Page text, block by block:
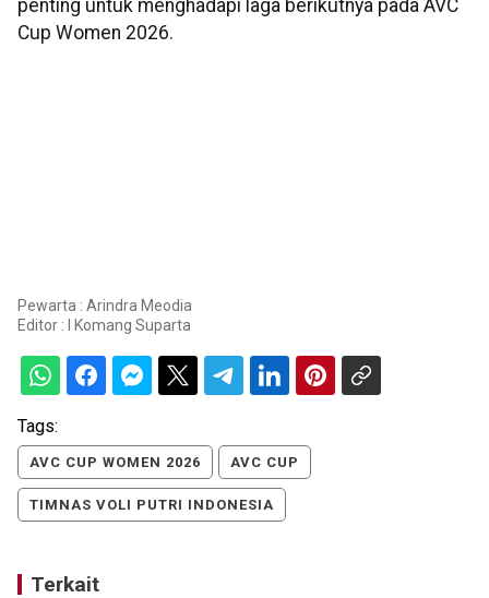
penting untuk menghadapi laga berikutnya pada AVC
Cup Women 2026.
Pewarta : Arindra Meodia
Editor : I Komang Suparta
Tags:
AVC CUP WOMEN 2026 AVC CUP
TIMNAS VOLI PUTRI INDONESIA
Terkait